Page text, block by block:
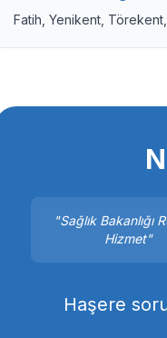
Fatih, Yenikent,
"Sağlık Bakanlığı
Hizmet"
Haşere